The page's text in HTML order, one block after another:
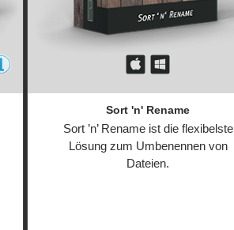
Sort 'n' Rename
Sort ’n’ Rename ist die flexibelste
Lösung zum Umbenennen von
Dateien.